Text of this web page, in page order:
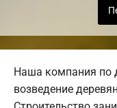
Наша компания по
возведение